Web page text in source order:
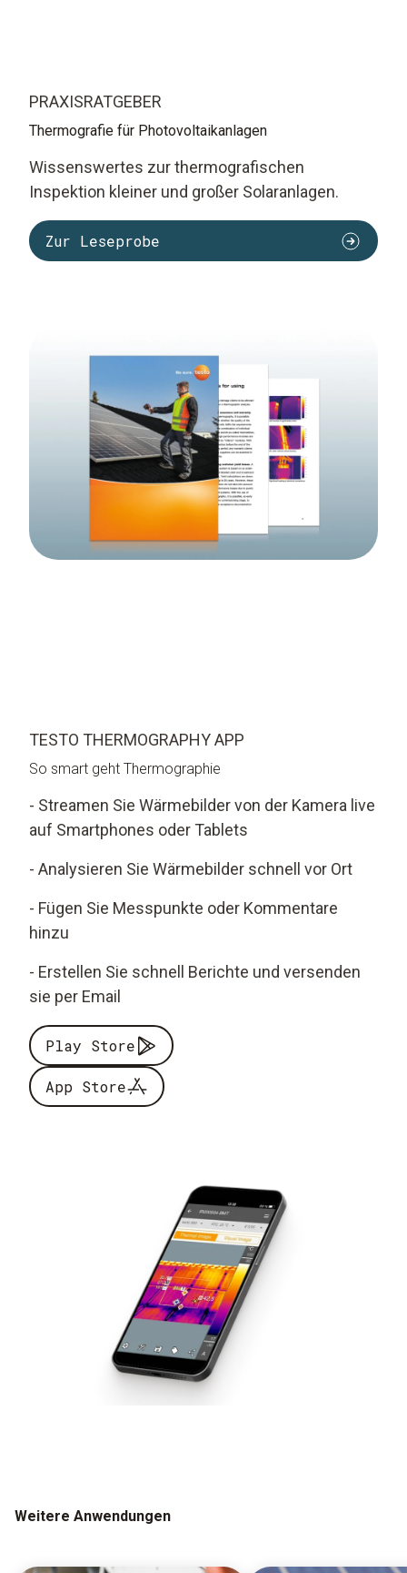
PRAXISRATGEBER
Thermografie für Photovoltaikanlagen
Wissenswertes zur thermografischen
Inspektion kleiner und großer Solaranlagen.
Zur Leseprobe
TESTO THERMOGRAPHY APP
So smart geht Thermographie
- Streamen Sie Wärmebilder von der Kamera live
auf Smartphones oder Tablets
- Analysieren Sie Wärmebilder schnell vor Ort
- Fügen Sie Messpunkte oder Kommentare
hinzu
- Erstellen Sie schnell Berichte und versenden
sie per Email
Play Store
App Store
Weitere Anwendungen